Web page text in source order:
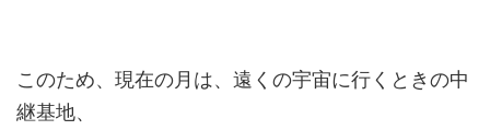
このため、現在の月は、遠くの宇宙に行くときの中
継基地、